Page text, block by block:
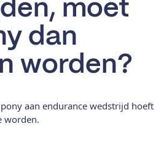
moet
dan
worden?
aan endurance wedstrijd hoeft
worden.